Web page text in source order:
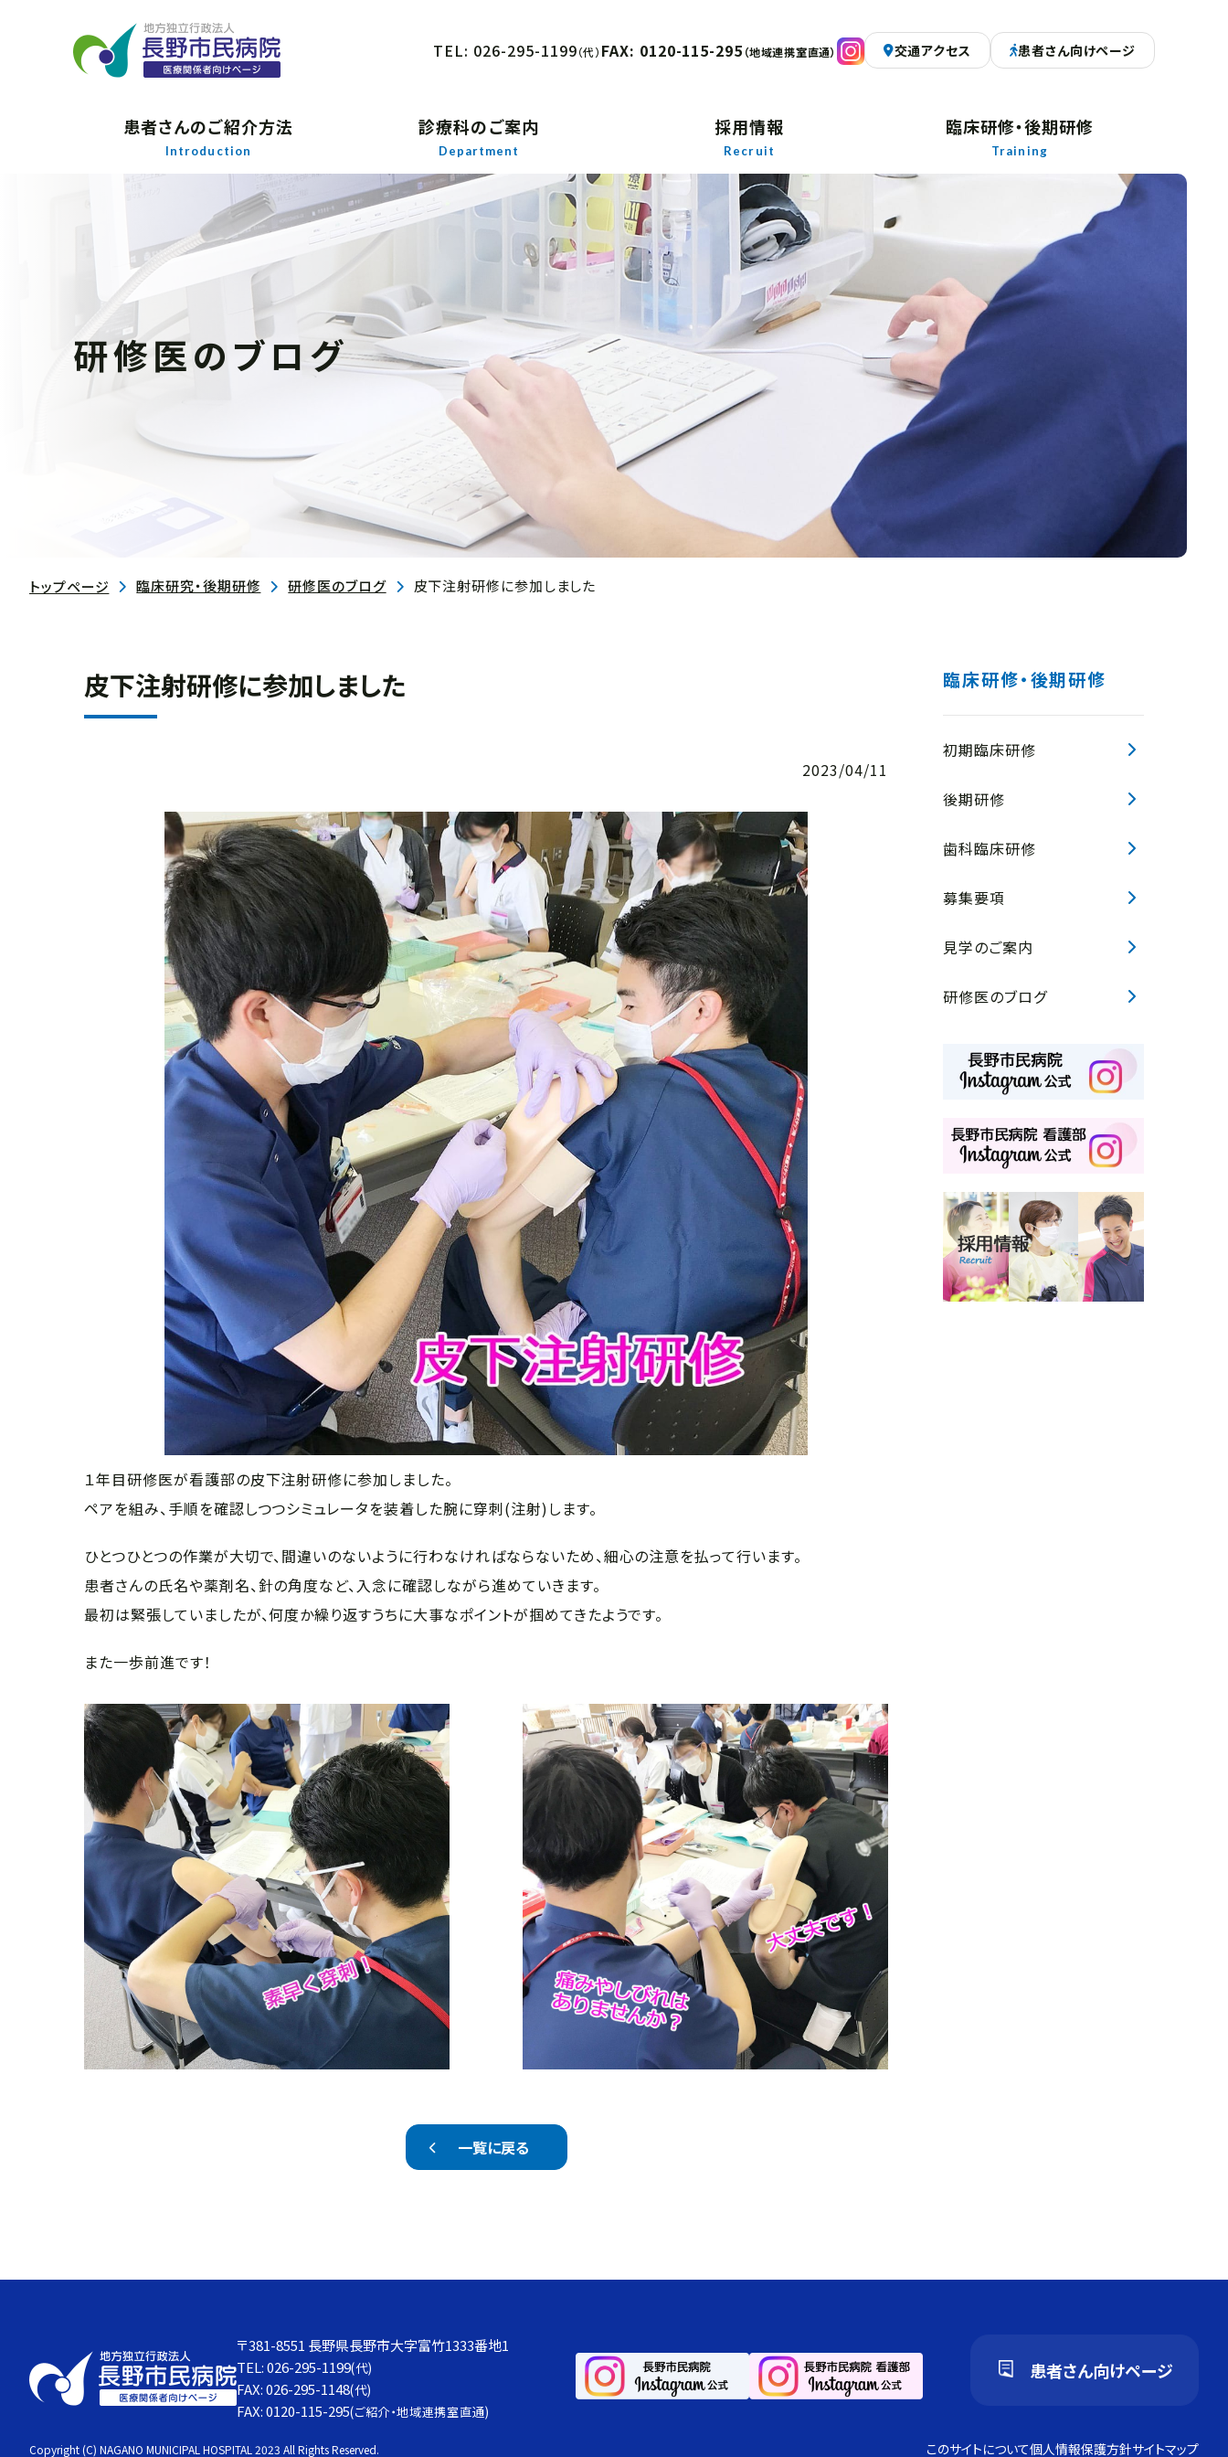
TEL: 026-295-1199（代） FAX: 0120-115-295 （地域連携室直通） 交通アクセス 患者さん向けページ
患者さんのご紹介方法
Introduction
診療科のご案内
Department
採用情報
Recruit
臨床研修・後期研修
Training
研修医のブログ
トップページ 臨床研究・後期研修 研修医のブログ 皮下注射研修に参加しました
皮下注射研修に参加しました
2023/04/11
１年目研修医が看護部の皮下注射研修に参加しました。
ペアを組み、手順を確認しつつシミュレータを装着した腕に穿刺(注射)します。
ひとつひとつの作業が大切で、間違いのないように行わなければならないため、細心の注意を払って行います。
患者さんの氏名や薬剤名、針の角度など、入念に確認しながら進めていきます。
最初は緊張していましたが、何度か繰り返すうちに大事なポイントが掴めてきたようです。
また一歩前進です！
一覧に戻る
臨床研修・後期研修
初期臨床研修
後期研修
歯科臨床研修
募集要項
見学のご案内
研修医のブログ
〒381-8551 長野県長野市大字富竹1333番地1
TEL: 026-295-1199(代)
FAX: 026-295-1148(代)
FAX: 0120-115-295(ご紹介・地域連携室直通)
患者さん向けページ
Copyright (C) NAGANO MUNICIPAL HOSPITAL 2023 All Rights Reserved. このサイトについて個人情報保護方針サイトマップ